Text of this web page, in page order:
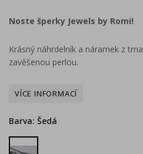
Noste šperky Jewels by Romi!
Krásný náhrdelník a náramek z
zavěšenou perlou.
Barva: Šedá
Šedá